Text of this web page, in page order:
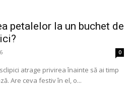
petalelor la un buchet de
0
atrage privirea înainte să ai timp
Are ceva festiv în el, o...